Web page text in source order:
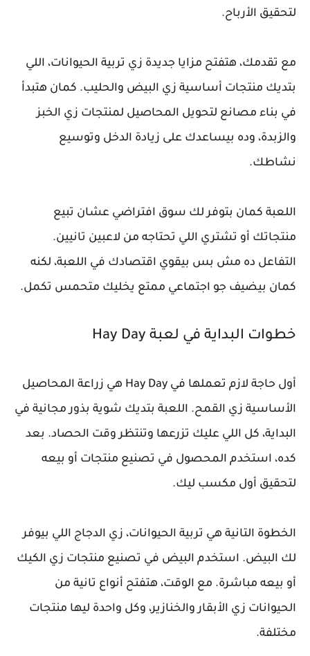
لتحقيق الأرباح.
مع تقدمك، هتفتح مزايا جديدة زي تربية الحيوانات، اللي
بتديك منتجات أساسية زي البيض والحليب. كمان هتبدأ
في بناء مصانع لتحويل المحاصيل لمنتجات زي الخبز
والزبدة، وده بيساعدك على زيادة الدخل وتوسيع
نشاطك.
اللعبة كمان بتوفر لك سوق افتراضي عشان تبيع
منتجاتك أو تشتري اللي تحتاجه من لاعبين تانيين.
التفاعل ده مش بس بيقوي اقتصادك في اللعبة، لكنه
كمان بيضيف جو اجتماعي ممتع يخليك متحمس تكمل.
خطوات البداية في لعبة Hay Day
أول حاجة لازم تعملها في Hay Day هي زراعة المحاصيل
الأساسية زي القمح. اللعبة بتديك شوية بذور مجانية في
البداية، كل اللي عليك تزرعها وتنتظر وقت الحصاد. بعد
كده، استخدم المحصول في تصنيع منتجات أو بيعه
لتحقيق أول مكسب ليك.
الخطوة التانية هي تربية الحيوانات، زي الدجاج اللي بيوفر
لك البيض. استخدم البيض في تصنيع منتجات زي الكيك
أو بيعه مباشرة. مع الوقت، هتفتح أنواع تانية من
الحيوانات زي الأبقار والخنازير، وكل واحدة ليها منتجات
مختلفة.